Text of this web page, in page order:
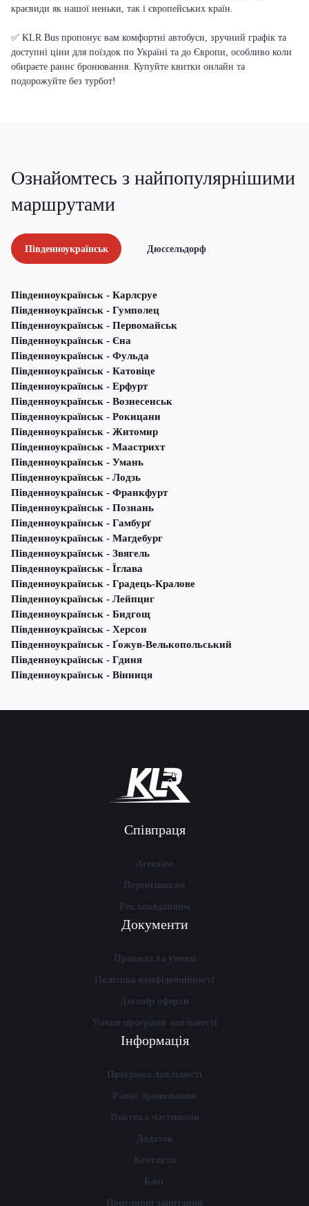
краєвиди як нашої неньки, так і європейських країн.
✅ KLR Bus пропонує вам комфортні автобуси, зручний графік та
доступні ціни для поїздок по Україні та до Європи, особливо коли
обираєте раннє бронювання. Купуйте квитки онлайн та
подорожуйте без турбот!
Ознайомтесь з найпопулярнішими
маршрутами
Південноукраїнськ Дюссельдорф
Південноукраїнськ - Карлсруе
Південноукраїнськ - Гумполец
Південноукраїнськ - Первомайськ
Південноукраїнськ - Єна
Південноукраїнськ - Фульда
Південноукраїнськ - Катовіце
Південноукраїнськ - Ерфурт
Південноукраїнськ - Вознесенськ
Південноукраїнськ - Рокицани
Південноукраїнськ - Житомир
Південноукраїнськ - Маастрихт
Південноукраїнськ - Умань
Південноукраїнськ - Лодзь
Південноукраїнськ - Франкфурт
Південноукраїнськ - Познань
Південноукраїнськ - Гамбурґ
Південноукраїнськ - Магдебург
Південноукраїнськ - Звягель
Південноукраїнськ - Їглава
Південноукраїнськ - Градець-Кралове
Південноукраїнськ - Лейпциг
Південноукраїнськ - Бидгощ
Південноукраїнськ - Херсон
Південноукраїнськ - Ґожув-Велькопольський
Південноукраїнськ - Гдиня
Південноукраїнськ - Вінниця
Співпраця
Агентам
Перевізникам
Рекламодавцям
Документи
Правила та умови
Політика конфіденційності
Договір оферти
Умови програми лояльності
Інформація
Програма лояльності
Раннє бронювання
Покупка частинами
Додаток
Контакти
Блог
Популярні запитання